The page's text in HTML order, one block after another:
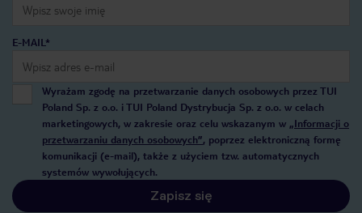
E-MAIL*
Wyrażam zgodę na przetwarzanie danych osobowych przez TUI
Poland Sp. z o.o. i TUI Poland Dystrybucja Sp. z o.o. w celach
marketingowych, w zakresie oraz celu wskazanym w „Informacji o
przetwarzaniu danych osobowych”, poprzez elektroniczną formę
komunikacji (e-mail), także z użyciem tzw. automatycznych
systemów wywołujących.
Zapisz się